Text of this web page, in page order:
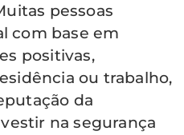
pessoas
com base em
positivas,
ou trabalho,
da
na segurança